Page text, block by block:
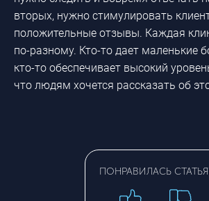
вторых, нужно стимулировать
положительные отзывы. Каждая
по-разному. Кто-то дает маленькие
кто-то обеспечивает высокий
что людям хочется рассказать об
ПОНРАВИЛАСЬ